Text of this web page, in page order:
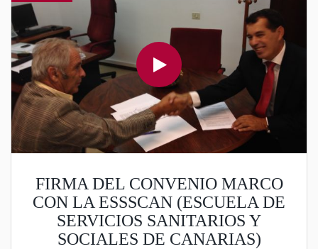
FIRMA DEL CONVENIO MARCO
CON LA ESSSCAN (ESCUELA DE
SERVICIOS SANITARIOS Y
SOCIALES DE CANARIAS)